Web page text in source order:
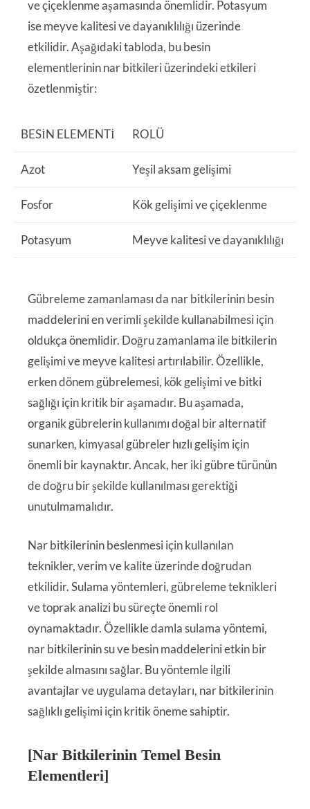
ve çiçeklenme aşamasında önemlidir. Potasyum
ise meyve kalitesi ve dayanıklılığı üzerinde
etkilidir. Aşağıdaki tabloda, bu besin
elementlerinin nar bitkileri üzerindeki etkileri
özetlenmiştir:
BESIN ELEMENTI ROLÜ
Azot Yeşil aksam gelişimi
Fosfor Kök gelişimi ve çiçeklenme
Potasyum Meyve kalitesi ve dayanıklılığı
Gübreleme zamanlaması da nar bitkilerinin besin
maddelerini en verimli şekilde kullanabilmesi için
oldukça önemlidir. Doğru zamanlama ile bitkilerin
gelişimi ve meyve kalitesi artırılabilir. Özellikle,
erken dönem gübrelemesi, kök gelişimi ve bitki
sağlığı için kritik bir aşamadır. Bu aşamada,
organik gübrelerin kullanımı doğal bir alternatif
sunarken, kimyasal gübreler hızlı gelişim için
önemli bir kaynaktır. Ancak, her iki gübre türünün
de doğru bir şekilde kullanılması gerektiği
unutulmamalıdır.
Nar bitkilerinin beslenmesi için kullanılan
teknikler, verim ve kalite üzerinde doğrudan
etkilidir. Sulama yöntemleri, gübreleme teknikleri
ve toprak analizi bu süreçte önemli rol
oynamaktadır. Özellikle damla sulama yöntemi,
nar bitkilerinin su ve besin maddelerini etkin bir
şekilde almasını sağlar. Bu yöntemle ilgili
avantajlar ve uygulama detayları, nar bitkilerinin
sağlıklı gelişimi için kritik öneme sahiptir.
[Nar Bitkilerinin Temel Besin
Elementleri]